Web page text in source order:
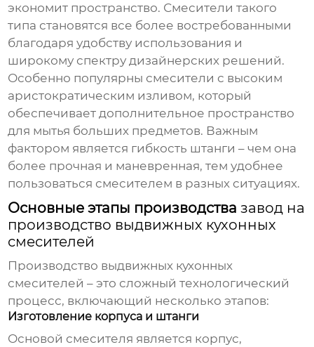
экономит пространство. Смесители такого
типа становятся все более востребованными
благодаря удобству использования и
широкому спектру дизайнерских решений.
Особенно популярны смесители с высоким
аристократическим изливом, который
обеспечивает дополнительное пространство
для мытья больших предметов. Важным
фактором является гибкость штанги – чем она
более прочная и маневренная, тем удобнее
пользоваться смесителем в разных ситуациях.
Основные этапы производствазавод на
производство выдвижных кухонных
смесителей
Производство выдвижных кухонных
смесителей – это сложный технологический
процесс, включающий несколько этапов:
Изготовление корпуса и штанги
Основой смесителя является корпус,